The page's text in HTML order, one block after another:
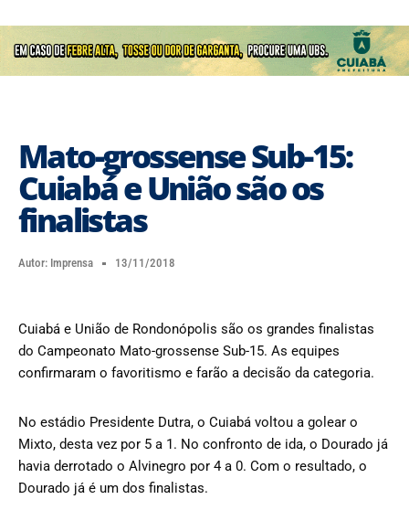
Mato-grossense Sub-15:
Cuiabá e União são os
finalistas
Autor: Imprensa 13/11/2018
Cuiabá e União de Rondonópolis são os grandes finalistas
do Campeonato Mato-grossense Sub-15. As equipes
confirmaram o favoritismo e farão a decisão da categoria.
No estádio Presidente Dutra, o Cuiabá voltou a golear o
Mixto, desta vez por 5 a 1. No confronto de ida, o Dourado já
havia derrotado o Alvinegro por 4 a 0. Com o resultado, o
Dourado já é um dos finalistas.